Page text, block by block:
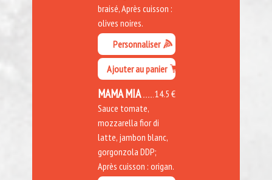
braisé, Après cuisson :
olives noires.
Personnaliser
Ajouter au panier
14.5 €
MAMA MIA
Sauce tomate,
mozzarella fior di
latte, jambon blanc,
gorgonzola DDP;
Après cuisson : origan.